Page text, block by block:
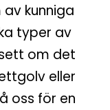
kunniga
typer av
om det
eller
oss för en